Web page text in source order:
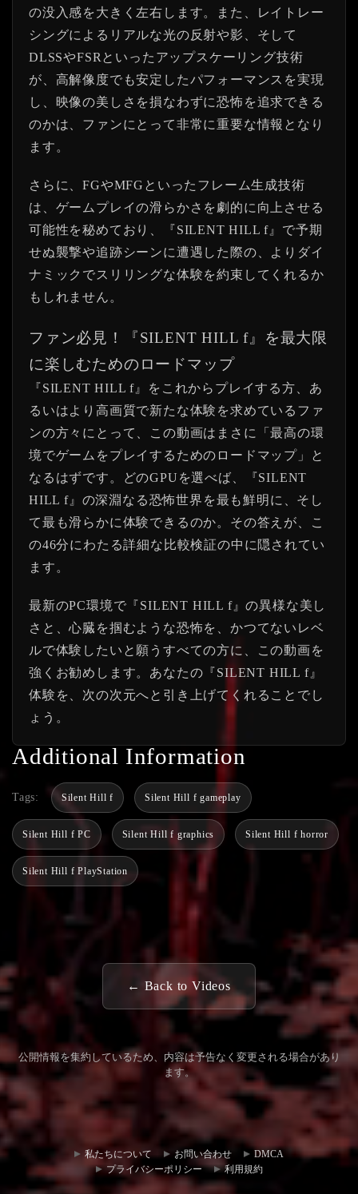
の没入感を大きく左右します。また、レイトレー
シングによるリアルな光の反射や影、そして
DLSSやFSRといったアップスケーリング技術
が、高解像度でも安定したパフォーマンスを実現
し、映像の美しさを損なわずに恐怖を追求できる
のかは、ファンにとって非常に重要な情報となり
ます。
さらに、FGやMFGといったフレーム生成技術
は、ゲームプレイの滑らかさを劇的に向上させる
可能性を秘めており、『SILENT HILL f』で予期
せぬ襲撃や追跡シーンに遭遇した際の、よりダイ
ナミックでスリリングな体験を約束してくれるか
もしれません。
ファン必見！『SILENT HILL f』を最大限
に楽しむためのロードマップ
『SILENT HILL f』をこれからプレイする方、あ
るいはより高画質で新たな体験を求めているファ
ンの方々にとって、この動画はまさに「最高の環
境でゲームをプレイするためのロードマップ」と
なるはずです。どのGPUを選べば、『SILENT
HILL f』の深淵なる恐怖世界を最も鮮明に、そし
て最も滑らかに体験できるのか。その答えが、こ
の46分にわたる詳細な比較検証の中に隠されてい
ます。
最新のPC環境で『SILENT HILL f』の異様な美し
さと、心臓を掴むような恐怖を、かつてないレベ
ルで体験したいと願うすべての方に、この動画を
強くお勧めします。あなたの『SILENT HILL f』
体験を、次の次元へと引き上げてくれることでし
ょう。
Additional Information
Tags: Silent Hill f Silent Hill f gameplay
Silent Hill f PC Silent Hill f graphics Silent Hill f horror
Silent Hill f PlayStation
← Back to Videos
公開情報を集約しているため、内容は予告なく変更される場合があり
ます。
ニティ
ハブ
お問い
合わせ
私たちについて お問い合わせ
DMCA
プライバシーポリシー
利用規約